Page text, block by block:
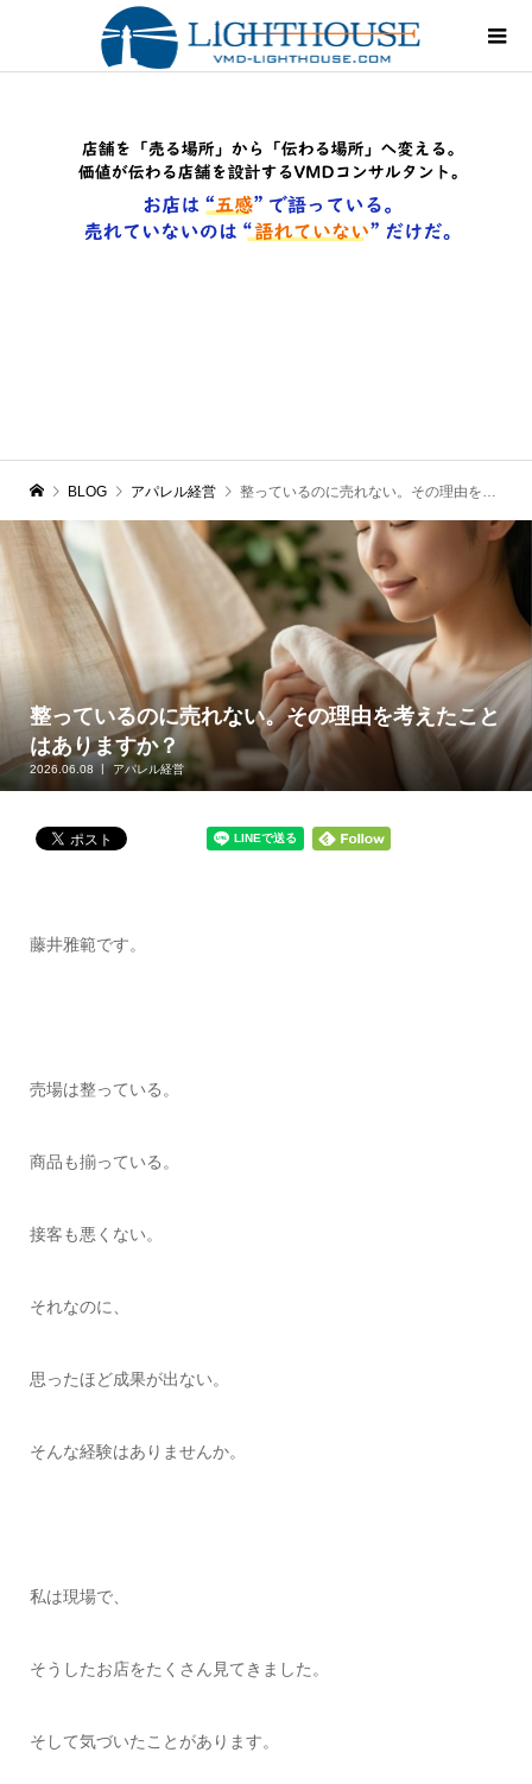
BLOG アパレル経営 整っているのに売れない。その理由を考えたことはありますか？
整っているのに売れない。その理由を考えたこと
はありますか？
2026.06.08 アパレル経営
藤井雅範です。
売場は整っている。
商品も揃っている。
接客も悪くない。
それなのに、
思ったほど成果が出ない。
そんな経験はありませんか。
私は現場で、
そうしたお店をたくさん見てきました。
そして気づいたことがあります。